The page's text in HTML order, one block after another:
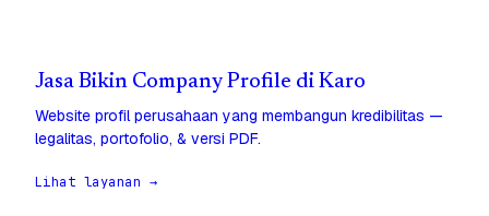
Jasa Bikin Company Profile di Karo
Website profil perusahaan yang membangun kredibilitas —
legalitas, portofolio, & versi PDF.
Lihat layanan →